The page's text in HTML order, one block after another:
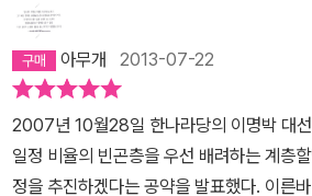
마치 얼마 전 대선이 있었던 우리나라 유권
싶다. 그리고 이러한 시스템에 길들여져서는
닫는다. (참고로 마이클 무어 감독의
라에서도 개봉될 예정이고, 무어 감독은 아
인터넷으로 다운받아 많은 사람들이 보는
다. 완전한 의료보험이 이루어지지 않은 우
며 정서적으로도 불안정하고 폭력적이며 산만
의 경우 초등학교 한 반에 3-4명 정도가 있
남자 아동에게서 더 많이 발생하는 경향이
들은 정상아보다 활동의 절제가 부족하고
자주 참견하는 경향이 있다. 일반적으로 쉽게 화를 내고, 충동적이고,
감정이 불안정하고, 기분변화가 심하고, 행
눈물의 의미, 낮잠의 역할, 착시현상, 휴대폰
것들을 다룬다. 하지만 이런 가벼움만으로도
낼 수 있는 세상이라면 얼마나 좋으랴?여전
도 우리가 알아야할 우울한 진실들은 널려있
바논에 폭탄을 떨어트리고 있고, 시사저널
아무개 2013-07-22
2007년 10월28일 한나라당의 이명박 대
일정 비율의 빈곤층을 우선 배려하는 계층
정을 추진하겠다는 공약을 발표했다. 이른